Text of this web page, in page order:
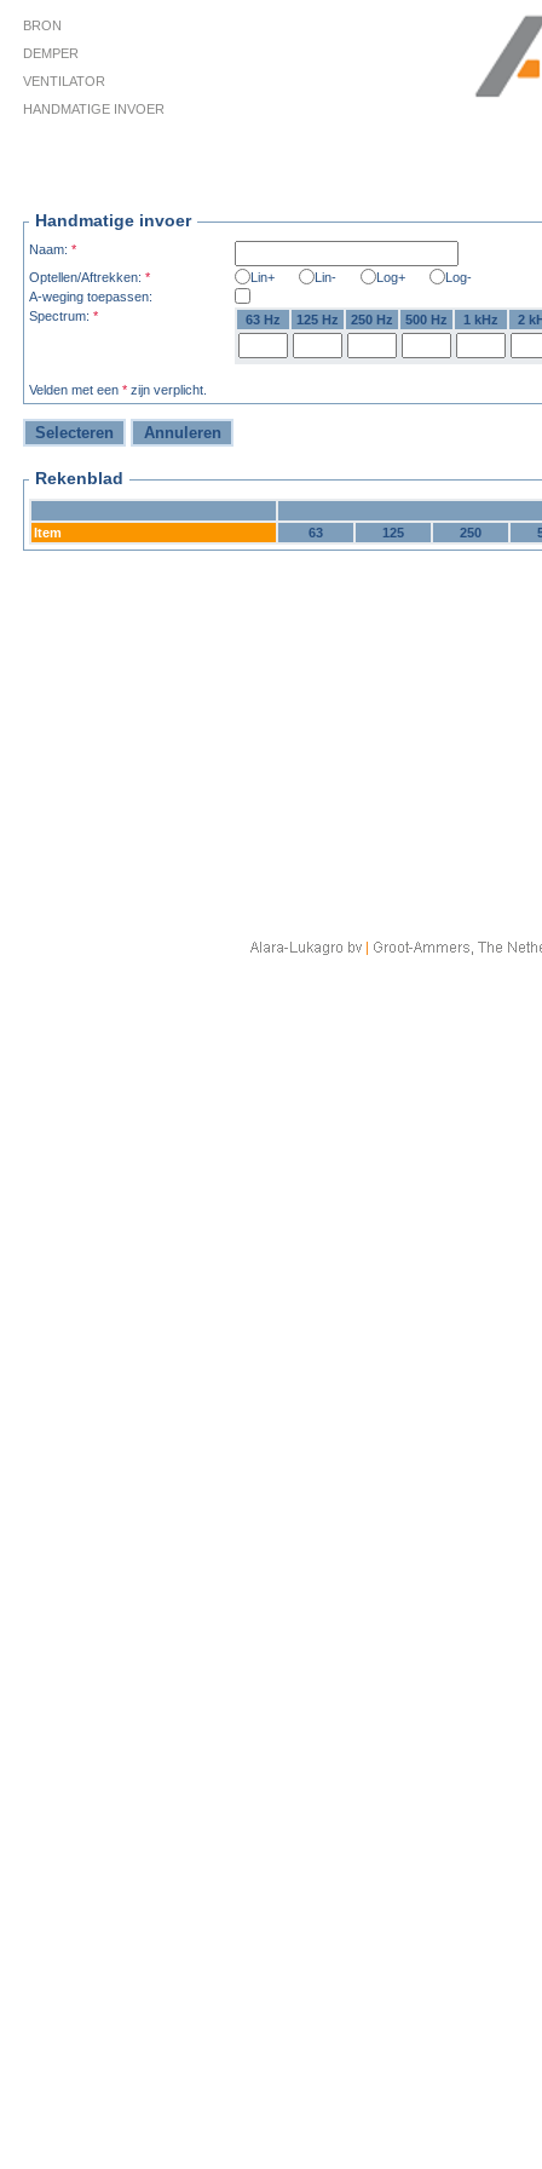
BRON
DEMPER
VENTILATOR
HANDMATIGE INVOER
Handmatige invoer
Naam: *
Optellen/Aftrekken: * Lin+ Lin- Log+
Log-
A-weging toepassen:
Spectrum: * 63 Hz 125 Hz 250 Hz 500 Hz 1 kHz 2
Velden met een * zijn verplicht.
Rekenblad
Item 63 125 250